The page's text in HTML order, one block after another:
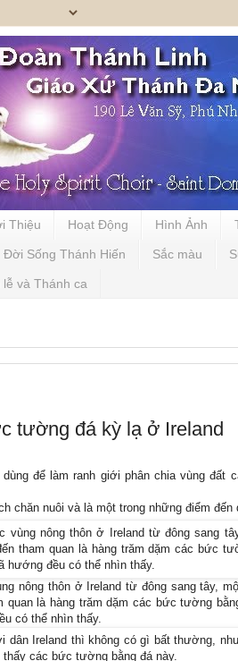
Thiệu Hoạt Động Hình Ảnh
Đời Sống Thánh Hiến Sắc màu
và Thánh ca
tường đá kỳ lạ ở Ireland
để làm ranh giới phân chia vùng
chăn nuôi và là một trong những điểm đến
nông thôn ở Ireland từ đông sang tây,
quan là hàng trăm dặm các bức tường
có thể nhìn thấy.